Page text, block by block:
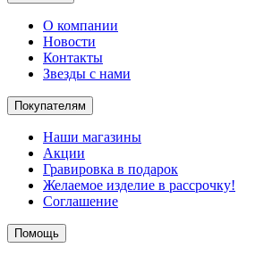
О компании
Новости
Контакты
Звезды с нами
Покупателям
Наши магазины
Акции
Гравировка в подарок
Желаемое изделие в рассрочку!
Соглашение
Помощь